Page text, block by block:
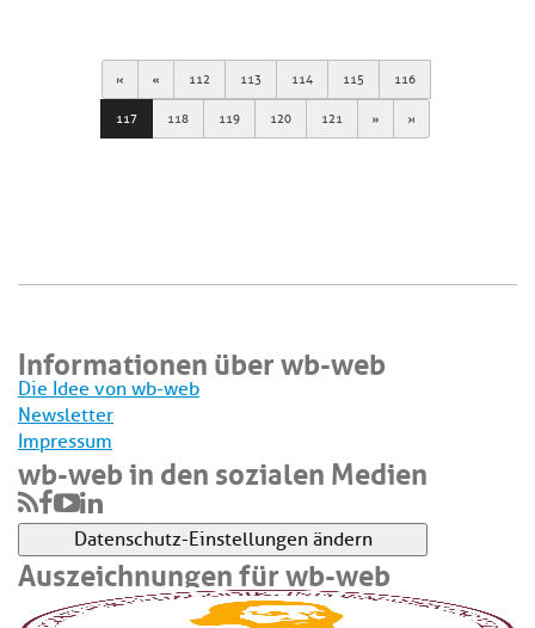
First Previous
112 113 114 115 116
117 118 119 120 121 Next Last
Informationen über wb-web
Die Idee von wb-web
Newsletter
Impressum
wb-web in den sozialen Medien
Datenschutz-Einstellungen ändern
Auszeichnungen für wb-web